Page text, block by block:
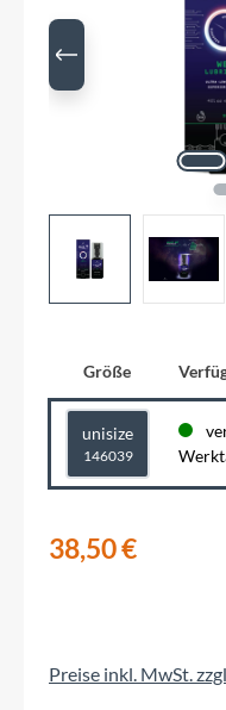
Größe
unisize
146039
38,50 €
Preise inkl. MwSt.